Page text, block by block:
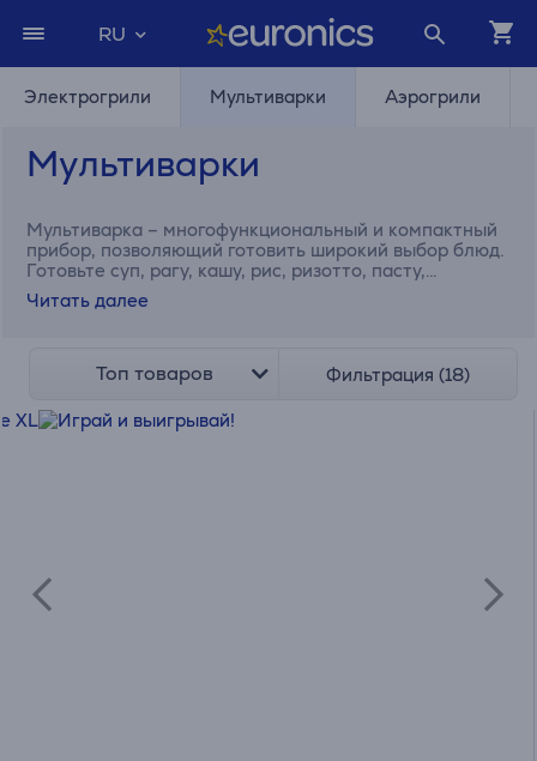
RU
Электрогрили Мультиварки Аэрогрили
Мультиварки
Мультиварка – многофункциональный и компактный
прибор, позволяющий готовить широкий выбор блюд.
Готовьте суп, рагу, кашу, рис, ризотто, пасту,
поднимайте хлеб, делайте йогурт. Sage, Philips и
Tefal также предлагают скороварки и медленноварки
Читать далее
Топ товаров Фильтрация (18)